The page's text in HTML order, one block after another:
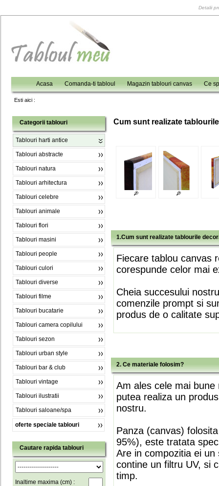
Detalii
Acasa Comanda-ti tabloul Magazin tablouri canvas Ce
Esti aici :
Categorii tablouri
Tablouri harti antice
Tablouri abstracte
Tablouri natura
Tablouri arhitectura
Tablouri celebre
Tablouri animale
Tablouri flori
Tablouri masini
Tablouri people
Tablouri culori
Tablouri diverse
Tablouri filme
Tablouri bucatarie
Tablouri camera copilului
Tablouri sezon
Tablouri urban style
Tablouri bar & club
Tablouri vintage
Tablouri ilustratii
Tablouri saloane/spa
oferte speciale tablouri
Cautare rapida tablouri
Inaltime maxima (cm) :
Cum sunt realizate
1.Cum sunt realizate tablourile
Fiecare tablou canvas
corespunde celor mai
Cheia succesului
comenzile prompt si
produs de o calitate
2. Ce materiale folosim?
Am ales cele mai
putea realiza un
nostru.
Panza (canvas)
95%), este tratata
Are in compozitia ei
contine un filtru UV, si
timp.